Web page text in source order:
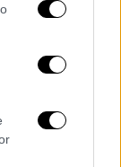
ο
του στον
σχετικό
πρόταση